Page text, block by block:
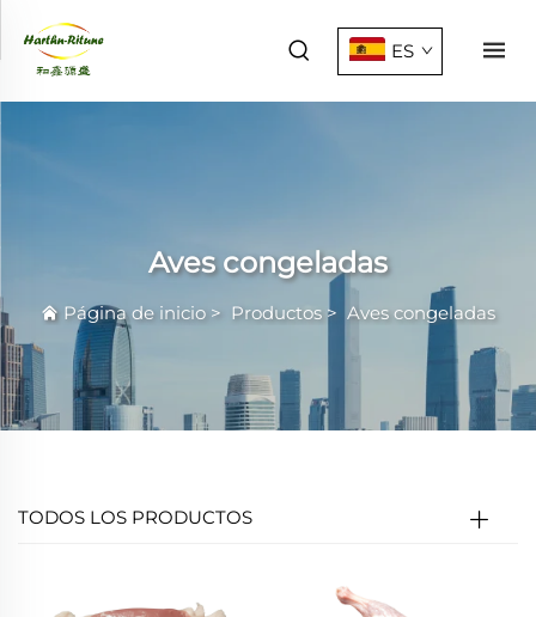
ES
Aves congeladas
Página de inicio > Productos > Aves congeladas
TODOS LOS PRODUCTOS